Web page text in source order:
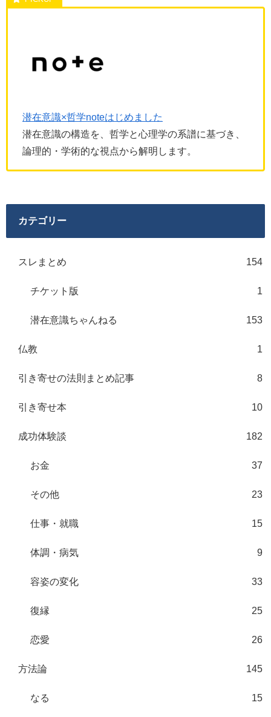
潜在意識×哲学noteはじめました
潜在意識の構造を、哲学と心理学の系譜に基づき、
論理的・学術的な視点から解明します。
カテゴリー
スレまとめ 154
チケット版 1
潜在意識ちゃんねる 153
仏教 1
引き寄せの法則まとめ記事 8
引き寄せ本 10
成功体験談 182
お金 37
その他 23
仕事・就職 15
体調・病気 9
容姿の変化 33
復縁 25
恋愛 26
方法論 145
なる 15